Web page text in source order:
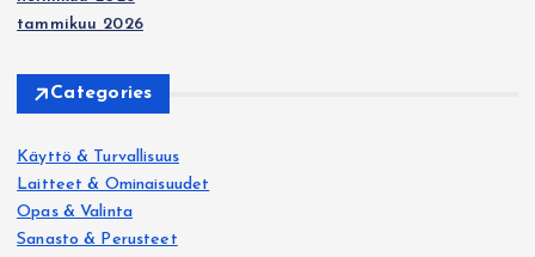
tammikuu 2026
Categories
Käyttö & Turvallisuus
Laitteet & Ominaisuudet
Opas & Valinta
Sanasto & Perusteet